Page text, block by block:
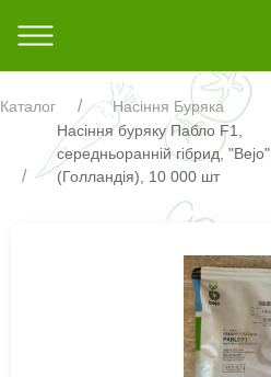
Каталог
Насіння Буряка
Насіння буряку Пабло F1,
середньоранній гібрид, "Bejo"
(Голландія), 10 000 шт